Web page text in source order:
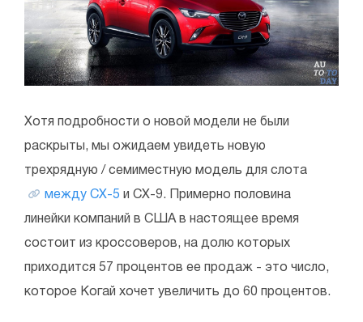
Хотя подробности о новой модели не были
раскрыты, мы ожидаем увидеть новую
трехрядную / семиместную модель для слота
между CX-5 и CX-9. Примерно половина
линейки компаний в США в настоящее время
состоит из кроссоверов, на долю которых
приходится 57 процентов ее продаж - это число,
которое Когай хочет увеличить до 60 процентов.